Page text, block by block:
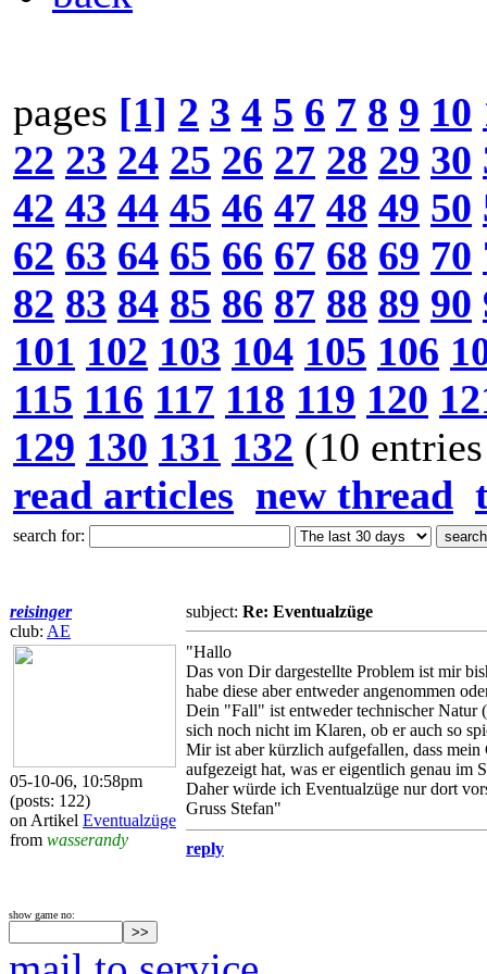
pages [1] 2 3 4 5 6 7 8 9 10
22 23 24 25 26 27 28 29 30
42 43 44 45 46 47 48 49 50
62 63 64 65 66 67 68 69 70
82 83 84 85 86 87 88 89 90
101 102 103 104 105 106
115 116 117 118 119 120
129 130 131 132 (10
read articles new thread
search for:
reisinger
club: AE
05-10-06, 10:58pm
(posts: 122)
on Artikel Eventualzüge
from wasserandy
subject: Re: Eventualzüge
"Hallo
Das von Dir dargestellte Problem ist mir
habe diese aber entweder angenommen
Dein "Fall" ist entweder technischer Natur
sich noch nicht im Klaren, ob er auch so
Mir ist aber kürzlich aufgefallen, dass
aufgezeigt hat, was er eigentlich genau im
Daher würde ich Eventualzüge nur dort
Gruss Stefan"
reply
show game no: